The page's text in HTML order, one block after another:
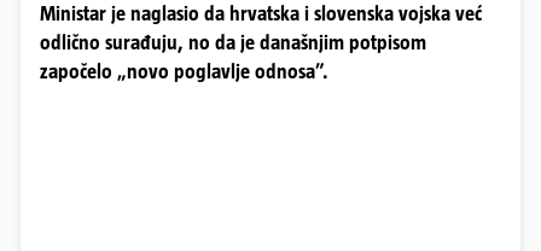
Ministar je naglasio da hrvatska i slovenska vojska već
odlično surađuju, no da je današnjim potpisom
započelo „novo poglavlje odnosa”.